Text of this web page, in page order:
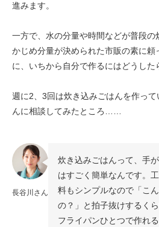
進みます。
一方で、水の分量や時間などが普段の
かじめ分量が決められた市販の素に
に、いちから自分で作るにはどうした
週に2、3回は炊き込みごはんを作っ
んに相談してみたところ……
長谷川さん
炊き込みごはんって、手
はすごく簡単なんです。
料もシンプルなので「こ
の？」と拍子抜けするく
フライパンひとつで作れ